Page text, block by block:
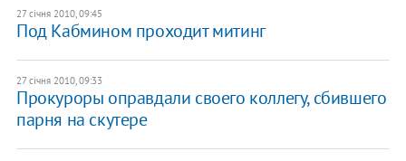
27 січня 2010, 09:45
Под Кабмином проходит митинг
27 січня 2010, 09:33
Прокуроры оправдали своего коллегу, сбившего
парня на скутере